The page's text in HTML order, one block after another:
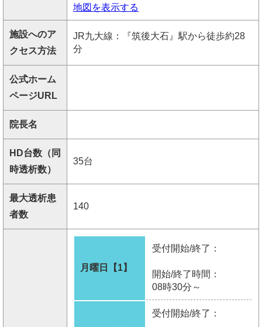
地図を表示する
施設へのア
クセス方法
JR九大線：『筑後大石』駅から徒歩約28
分
公式ホーム
ページURL
院長名
HD台数（同
時透析数）
35台
最大透析患
者数
140
月曜日【1】
受付開始/終了：
開始/終了時間：
08時30分～
受付開始/終了：